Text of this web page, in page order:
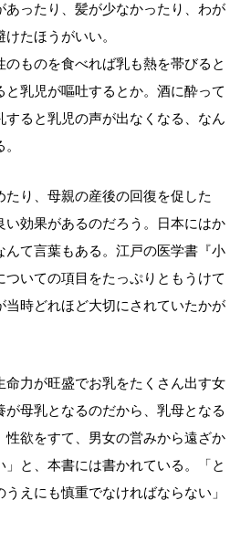
あったり、髪が少なかったり、わが
たほうがいい。
のものを食べれば乳も熱を帯びると
乳児が嘔吐するとか。酒に酔って
すると乳児の声が出なくなる、なん
り、母親の産後の回復を促した
い効果があるのだろう。日本にはか
んて言葉もある。江戸の医学書『小
ついての項目をたっぷりともうけて
当時どれほど大切にされていたかが
命力が旺盛でお乳をたくさん出す女
母乳となるのだから、乳母となる
性欲をすて、男女の営みから遠ざか
」と、本書には書かれている。「と
えにも慎重でなければならない」